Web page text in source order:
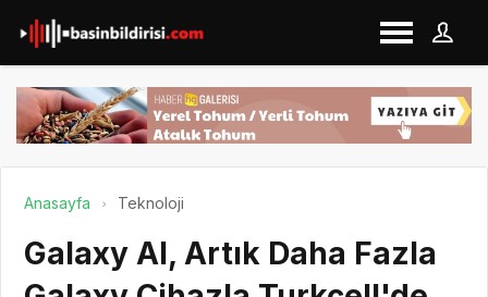
Anasayfa Teknoloji
Galaxy AI, Artık Daha Fazla